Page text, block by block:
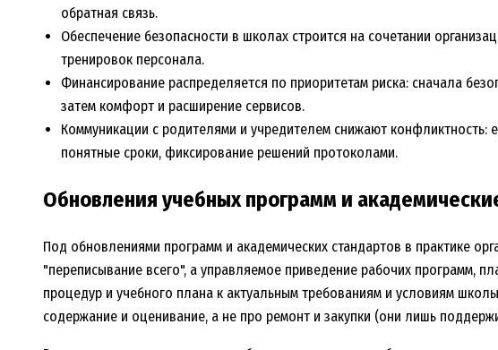
обратная связь.
Обеспечение безопасности в школах строится на сочетании
тренировок персонала.
Финансирование распределяется по приоритетам риска: сначала
затем комфорт и расширение сервисов.
Коммуникации с родителями и учредителем снижают
понятные сроки, фиксирование решений протоколами.
Обновления учебных программ и
Под обновлениями программ и академических стандартов в практике
"переписывание всего", а управляемое приведение рабочих программ,
процедур и учебного плана к актуальным требованиям и условиям
содержание и оценивание, а не про ремонт и закупки (они лишь